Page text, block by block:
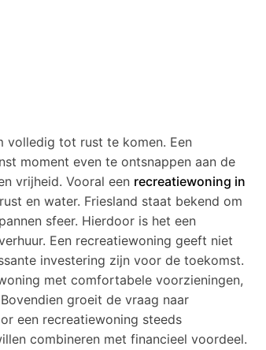
volledig tot rust te komen. Een
moment even te ontsnappen aan de
vrijheid. Vooral een recreatiewoning in
en water. Friesland staat bekend om
sfeer. Hierdoor is het een
Een recreatiewoning geeft niet
investering zijn voor de toekomst.
met comfortabele voorzieningen,
groeit de vraag naar
een recreatiewoning steeds
combineren met financieel voordeel.